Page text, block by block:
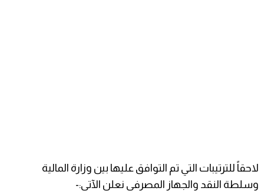
لاحقاً للترتيبات التي تم التوافق عليها بين وزارة المالية
وسلطة النقد والجهاز المصرفي نعلن الآتي:-